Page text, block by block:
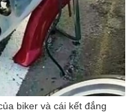
biker và cái kết đắng